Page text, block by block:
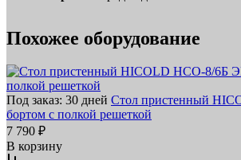
Похожее оборудование
Под заказ: 30 дней Стол пристенный
бортом с полкой решеткой
7 790 ₽
В корзину